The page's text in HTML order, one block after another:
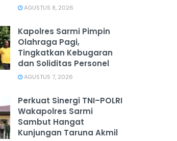
AGUSTUS 8, 2026
Kapolres Sarmi Pimpin
Olahraga Pagi,
Tingkatkan Kebugaran
dan Soliditas Personel
AGUSTUS 7, 2026
Perkuat Sinergi TNI–POLRI
Wakapolres Sarmi
Sambut Hangat
Kunjungan Taruna Akmil